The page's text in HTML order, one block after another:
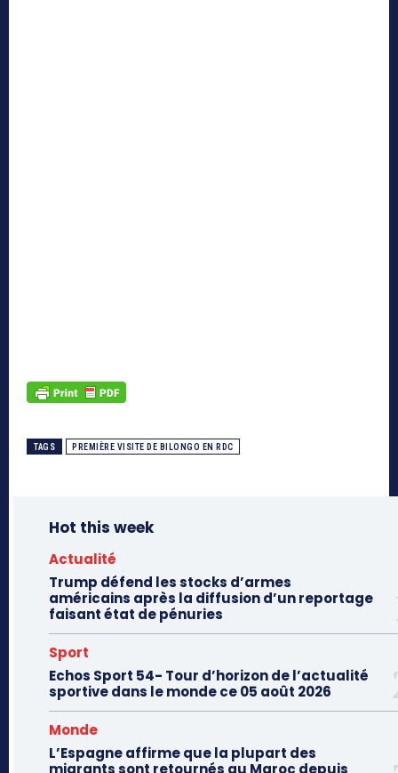
TAGS PREMIÈRE VISITE DE BILONGO EN RDC
Hot this week
Actualité
Trump défend les stocks d’armes
américains après la diffusion d’un reportage
faisant état de pénuries
Sport
Echos Sport 54- Tour d’horizon de l’actualité
sportive dans le monde ce 05 août 2026
Monde
L’Espagne affirme que la plupart des